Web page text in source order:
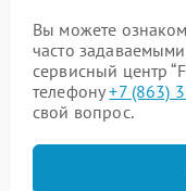
Вы можете
часто
сервисный центр
телефону+7 (863)
свой вопрос.